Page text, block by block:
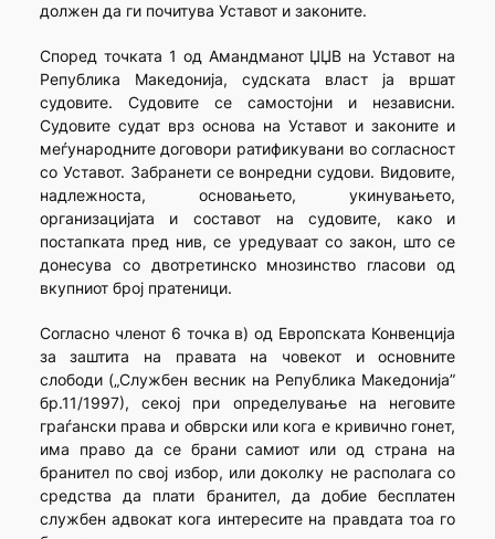
должен да ги почитува Уставот и законите.
Според точката 1 од Амандманот ЏЏВ на Уставот на
Република Македонија, судската власт ја вршат
судовите. Судовите се самостојни и независни.
Судовите судат врз основа на Уставот и законите и
меѓународните договори ратификувани во согласност
со Уставот. Забранети се вонредни судови. Видовите,
надлежноста, основањето, укинувањето,
организацијата и составот на судовите, како и
постапката пред нив, се уредуваат со закон, што се
донесува со двотретинско мнозинство гласови од
вкупниот број пратеници.
Согласно членот 6 точка в) од Европската Конвенција
за заштита на правата на човекот и основните
слободи („Службен весник на Република Македонија”
бр.11/1997), секој при определување на неговите
граѓански права и обврски или кога е кривично гонет,
има право да се брани самиот или од страна на
бранител по свој избор, или доколку не располага со
средства да плати бранител, да добие бесплатен
службен адвокат кога интересите на правдата тоа го